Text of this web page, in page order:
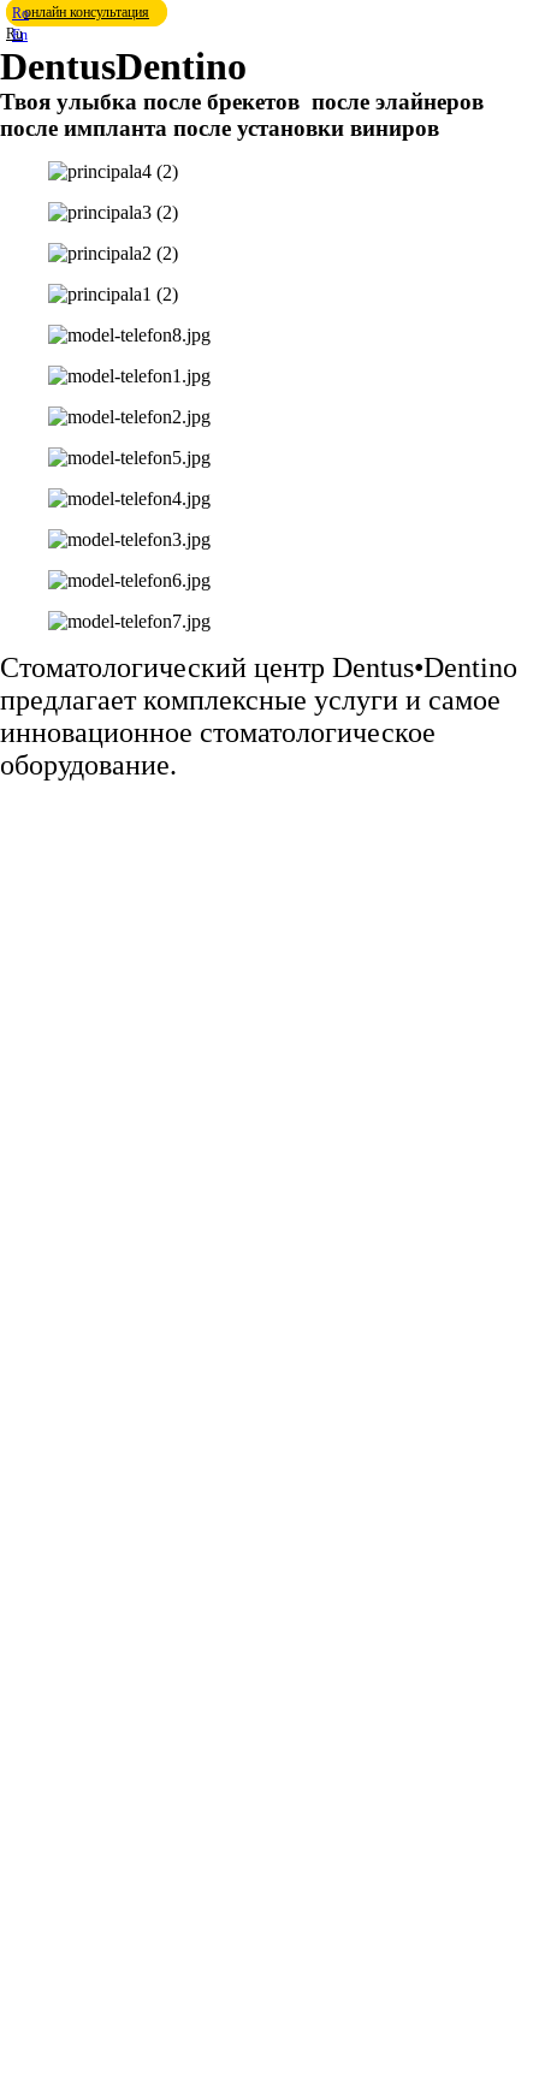
онлайн консультация
Ru
Ro
En
DentusDentino
Твоя улыбка после брекетов после элайнеров
после импланта после установки виниров
Стоматологический центр Dentus•Dentino
предлагает комплексные услуги и самое
инновационное стоматологическое
оборудование.